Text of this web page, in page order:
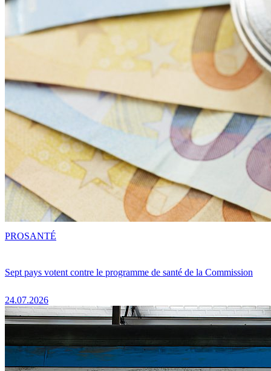
Sept pays votent contre le programme de santé de la Commission
24.07.2026
PROSANTÉ